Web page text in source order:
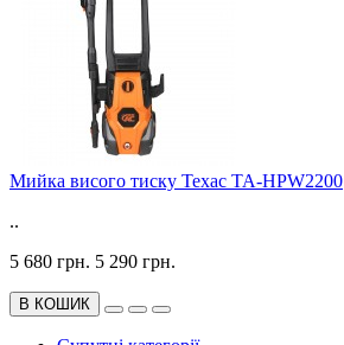
Мийка висого тиску Техас TA-HPW2200
..
5 680 грн. 5 290 грн.
В КОШИК